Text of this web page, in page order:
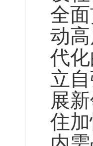
全
动
代
立
展
住